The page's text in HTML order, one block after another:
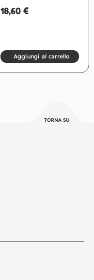
18,60 €
Aggiungi al carrello
TORNA SU